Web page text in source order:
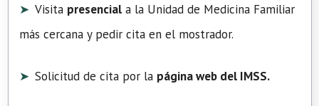
Visita presencial a la Unidad de Medicina Familiar
más cercana y pedir cita en el mostrador.
Solicitud de cita por la página web del IMSS.